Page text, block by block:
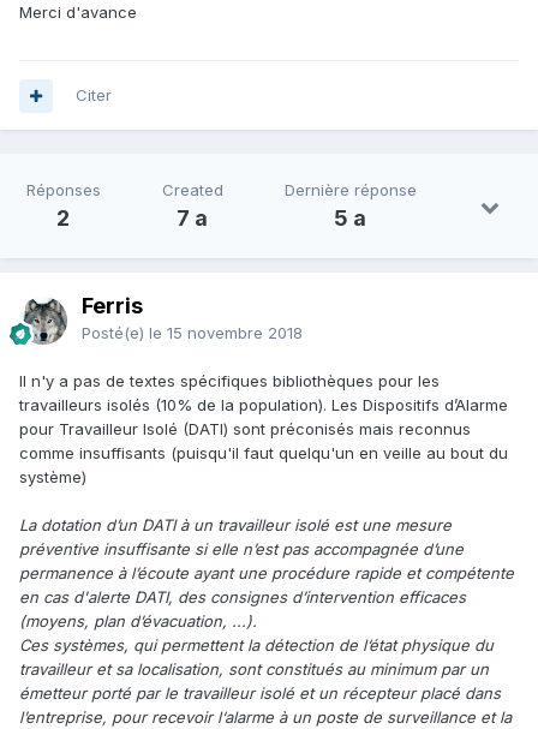
Merci d'avance
Citer
Réponses
2
Created
7 a
Dernière réponse
5 a
Ferris
Posté(e) le 15 novembre 2018
Il n'y a pas de textes spécifiques bibliothèques pour les
travailleurs isolés (10% de la population). Les Dispositifs d’Alarme
pour Travailleur Isolé (DATI) sont préconisés mais reconnus
comme insuffisants (puisqu'il faut quelqu'un en veille au bout du
système)
La dotation d’un DATI à un travailleur isolé est une mesure
préventive insuffisante si elle n’est pas accompagnée d’une
permanence à l’écoute ayant une procédure rapide et compétente
en cas d'alerte DATI, des consignes d’intervention efficaces
(moyens, plan d’évacuation, ...).
Ces systèmes, qui permettent la détection de l‘état physique du
travailleur et sa localisation, sont constitués au minimum par un
émetteur porté par le travailleur isolé et un récepteur placé dans
l’entreprise, pour recevoir l‘alarme à un poste de surveillance et la